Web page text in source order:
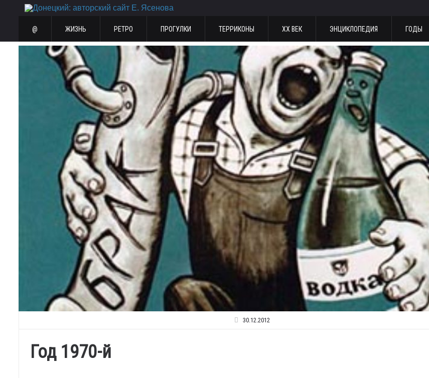
@ ЖИЗНЬ РЕТРО ПРОГУЛКИ ТЕРРИКОНЫ ХХ ВЕК ЭНЦИКЛОПЕДИЯ ГОДЫ
30.12.2012
Год 1970-й